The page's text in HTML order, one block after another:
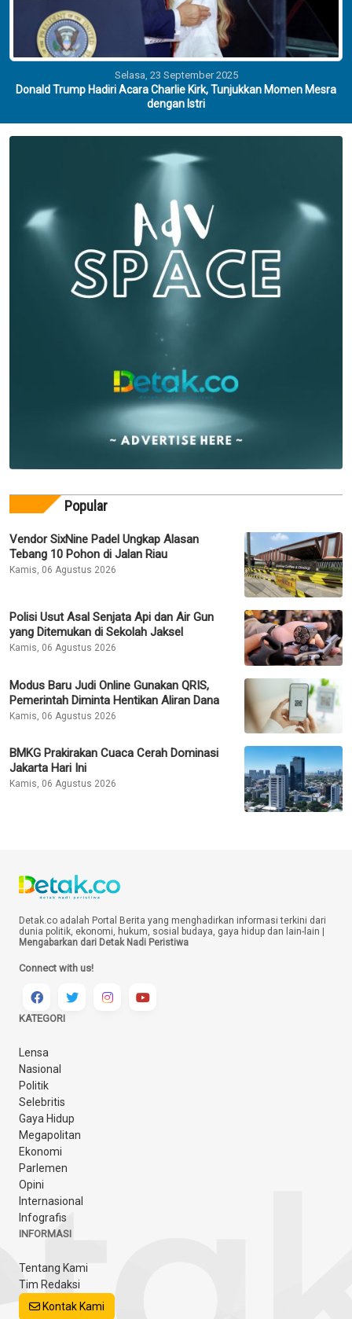
Selasa, 23 September 2025
Donald Trump Hadiri Acara Charlie Kirk, Tunjukkan Momen Mesra
dengan Istri
Popular
Vendor SixNine Padel Ungkap Alasan
Tebang 10 Pohon di Jalan Riau
Kamis, 06 Agustus 2026
Polisi Usut Asal Senjata Api dan Air Gun
yang Ditemukan di Sekolah Jaksel
Kamis, 06 Agustus 2026
Modus Baru Judi Online Gunakan QRIS,
Pemerintah Diminta Hentikan Aliran Dana
Kamis, 06 Agustus 2026
BMKG Prakirakan Cuaca Cerah Dominasi
Jakarta Hari Ini
Kamis, 06 Agustus 2026
Detak.co adalah Portal Berita yang menghadirkan informasi terkini dari
dunia politik, ekonomi, hukum, sosial budaya, gaya hidup dan lain-lain |
Mengabarkan dari Detak Nadi Peristiwa
Connect with us!
KATEGORI
Lensa
Nasional
Politik
Selebritis
Gaya Hidup
Megapolitan
Ekonomi
Parlemen
Opini
Internasional
Infografis
INFORMASI
Tentang Kami
Tim Redaksi
Kontak Kami